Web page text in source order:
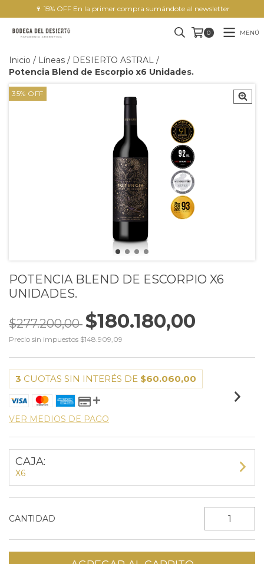
🍷 15% OFF En la primer compra sumándote al newsletter
0 MENÚ
Inicio / Líneas / DESIERTO ASTRAL /
Potencia Blend de Escorpio x6 Unidades.
35% OFF
POTENCIA BLEND DE ESCORPIO X6
UNIDADES.
$277.200,00 $180.180,00
Precio sin impuestos $148.909,09
3 CUOTAS SIN INTERÉS DE $60.060,00
VER MEDIOS DE PAGO
CAJA:
X6
CANTIDAD